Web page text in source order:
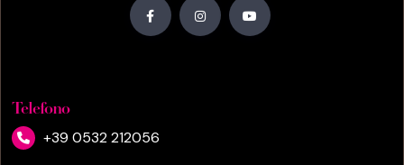
Telefono
+39 0532 212056